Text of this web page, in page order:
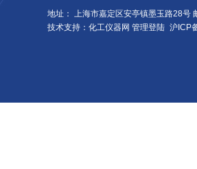
地址： 上海市嘉定区安亭镇墨玉路28号
技术支持：化工仪器网 管理登陆 沪ICP